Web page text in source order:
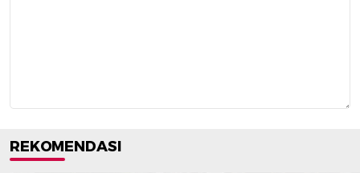
REKOMENDASI